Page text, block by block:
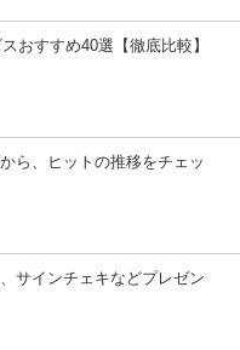
おすすめ40選【徹底比較】
ら、ヒットの推移をチェッ
サインチェキなどプレゼン